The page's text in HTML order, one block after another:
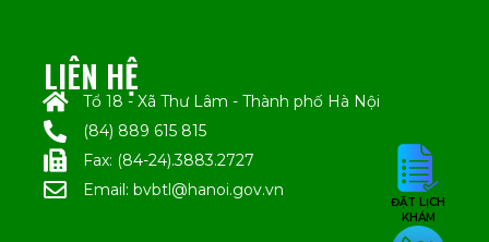
LIÊN HỆ
Tổ 18 - Xã Thư Lâm - Thành phố Hà Nội
(84) 889 615 815
Fax: (84-24).3883.2727
Email: bvbtl@hanoi.gov.vn
ĐẶT LỊCH
KHÁM